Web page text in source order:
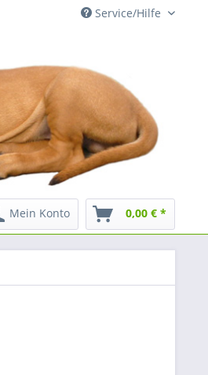
Service/Hilfe
Mein Konto 0,00 € *